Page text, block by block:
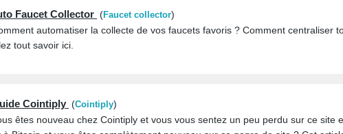
Faucet Collector (Faucet collector)
automatiser la collecte de vos faucets favoris ? Comment centraliser
tout savoir ici.
Cointiply (Cointiply)
êtes nouveau chez Cointiply et vous vous sentez un peu perdu sur ce